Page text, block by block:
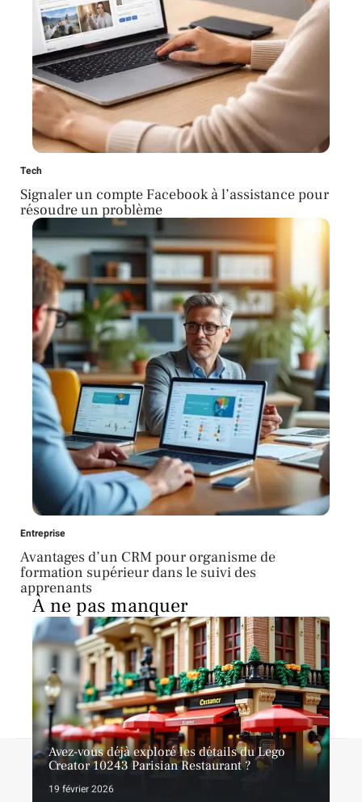
Tech
Signaler un compte Facebook à l’assistance pour
résoudre un problème
Entreprise
Avantages d’un CRM pour organisme de
formation supérieur dans le suivi des
apprenants
À ne pas manquer
Avez-vous déjà exploré les détails du Lego
Creator 10243 Parisian Restaurant ?
19 février 2026
Contact Mentions légales Sitemap